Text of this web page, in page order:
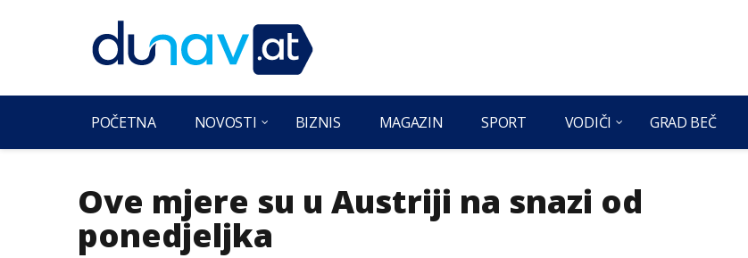
POČETNA NOVOSTI BIZNIS MAGAZIN SPORT VODIČI GRAD BEČ
Ove mjere su u Austriji na snazi od
ponedjeljka